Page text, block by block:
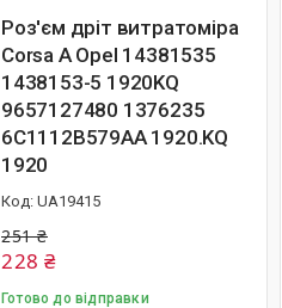
Роз'єм дріт витратоміра
Corsa A Opel 14381535
1438153-5 1920KQ
9657127480 1376235
6C1112B579AA 1920.KQ
1920
UA19415
251 ₴
228 ₴
Готово до відправки